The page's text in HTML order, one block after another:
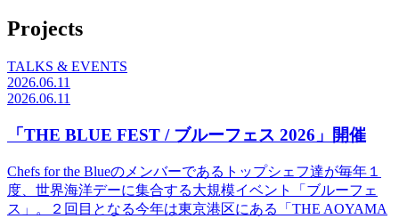
Projects
TALKS & EVENTS
2026.06.11
2026.06.11
「THE BLUE FEST / ブルーフェス 2026」開催
Chefs for the Blueのメンバーであるトップシェフ達が毎年１
度、世界海洋デーに集合する大規模イベント「ブルーフェ
ス」。２回目となる今年は東京港区にある「THE AOYAMA